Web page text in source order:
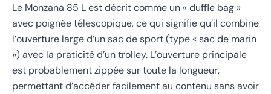
Le Monzana 85 L est décrit comme un « duffle bag »
avec poignée télescopique, ce qui signifie qu’il combine
l’ouverture large d’un sac de sport (type « sac de marin
») avec la praticité d’un trolley. L’ouverture principale
est probablement zippée sur toute la longueur,
permettant d’accéder facilement au contenu sans avoir